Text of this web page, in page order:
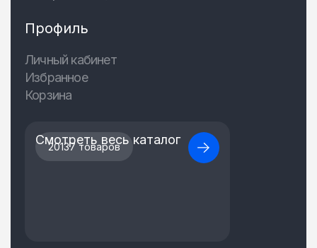
Профиль
Личный кабинет
Избранное
Корзина
20137 товаров
Смотреть весь каталог